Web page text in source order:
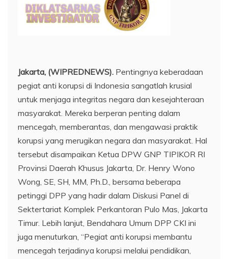
Jakarta, (WIPREDNEWS). Pentingnya keberadaan
pegiat anti korupsi di Indonesia sangatlah krusial
untuk menjaga integritas negara dan kesejahteraan
masyarakat. Mereka berperan penting dalam
mencegah, memberantas, dan mengawasi praktik
korupsi yang merugikan negara dan masyarakat. Hal
tersebut disampaikan Ketua DPW GNP TIPIKOR RI
Provinsi Daerah Khusus Jakarta, Dr. Henry Wono
Wong, SE, SH, MM, Ph.D., bersama beberapa
petinggi DPP yang hadir dalam Diskusi Panel di
Sektertariat Komplek Perkantoran Pulo Mas, Jakarta
Timur. Lebih lanjut, Bendahara Umum DPP CKI ini
juga menuturkan, “Pegiat anti korupsi membantu
mencegah terjadinya korupsi melalui pendidikan,